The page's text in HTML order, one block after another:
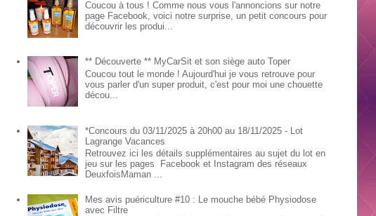
Coucou à tous ! Comme nous vous l'annoncions sur notre
page Facebook, voici notre surprise, un petit concours pour
découvrir les produi...
** Découverte ** MyCarSit et son siège auto Toper
Coucou tout le monde ! Aujourd'hui je vous retrouve pour
vous parler d'un super produit, c'est pour moi une chouette
décou...
*Concours du 03/11/2025 à 20h00 au 18/11/2025 - Lot
Lagrange Vacances
Retrouvez ici les détails supplémentaires au sujet du lot en
jeu sur les pages Facebook et Instagram des réseaux
DeuxfoisMaman ...
Mes avis puériculture #10 : Le mouche bébé Physiodose
avec Filtre